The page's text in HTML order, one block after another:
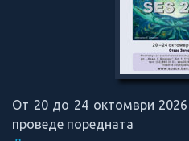
От 20 до 24 октомври 2026
проведе поредната